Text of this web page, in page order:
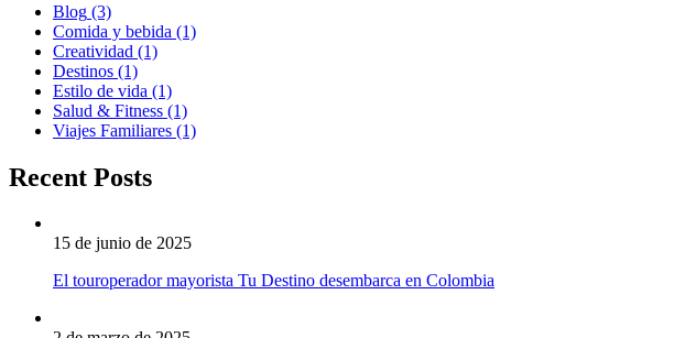
Blog (3)
Comida y bebida (1)
Creatividad (1)
Destinos (1)
Estilo de vida (1)
Salud & Fitness (1)
Viajes Familiares (1)
Recent Posts
15 de junio de 2025
El touroperador mayorista Tu Destino desembarca en Colombia